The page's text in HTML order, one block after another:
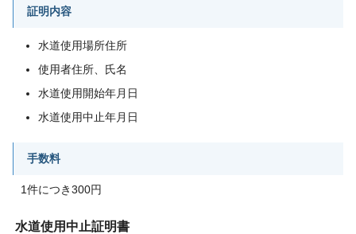
証明内容
水道使用場所住所
使用者住所、氏名
水道使用開始年月日
水道使用中止年月日
手数料
1件につき300円
水道使用中止証明書